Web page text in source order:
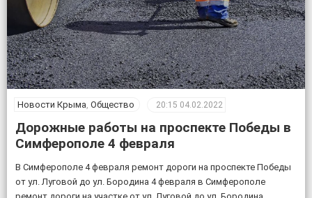
Новости Крыма, Общество 20:15 04.02.2022
Дорожные работы на проспекте Победы в
Симферополе 4 февраля
В Симферополе 4 февраля ремонт дороги на проспекте Победы
от ул. Луговой до ул. Бородина 4 февраля в Симферополе